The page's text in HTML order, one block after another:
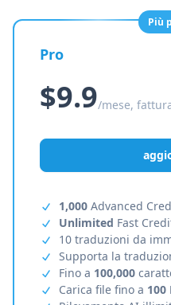
Più
Pro
$9.9/mese,
1,000 Advanced
Unlimited Fast
10 traduzioni da
Supporta la
Fino a 100,000
Carica file fino a 100